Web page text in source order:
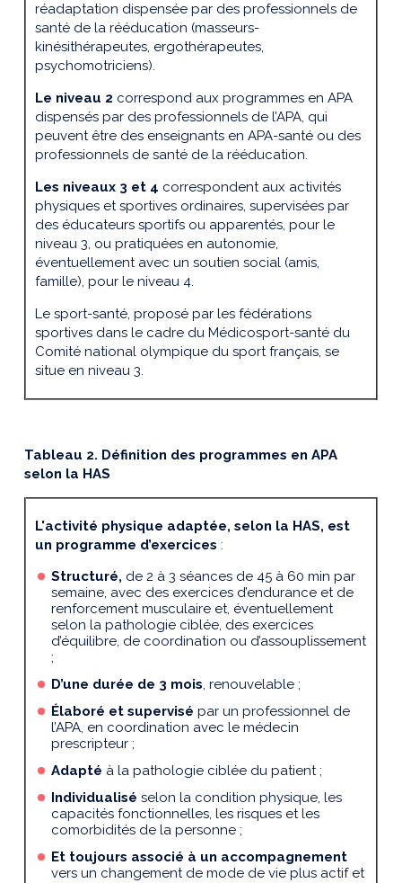
réadaptation dispensée par des professionnels de
santé de la rééducation (masseurs-
kinésithérapeutes, ergothérapeutes,
psychomotriciens).
Le niveau 2 correspond aux programmes en APA
dispensés par des professionnels de l’APA, qui
peuvent être des enseignants en APA-santé ou des
professionnels de santé de la rééducation.
Les niveaux 3 et 4 correspondent aux activités
physiques et sportives ordinaires, supervisées par
des éducateurs sportifs ou apparentés, pour le
niveau 3, ou pratiquées en autonomie,
éventuellement avec un soutien social (amis,
famille), pour le niveau 4.
Le sport-santé, proposé par les fédérations
sportives dans le cadre du Médicosport-santé du
Comité national olympique du sport français, se
situe en niveau 3.
Tableau 2. Définition des programmes en APA
selon la HAS
L'activité physique adaptée, selon la HAS, est
un programme d’exercices :
Structuré, de 2 à 3 séances de 45 à 60 min par
semaine, avec des exercices d’endurance et de
renforcement musculaire et, éventuellement
selon la pathologie ciblée, des exercices
d’équilibre, de coordination ou d’assouplissement
;
D’une durée de 3 mois, renouvelable ;
Élaboré et supervisé par un professionnel de
l’APA, en coordination avec le médecin
prescripteur ;
Adapté à la pathologie ciblée du patient ;
Individualisé selon la condition physique, les
capacités fonctionnelles, les risques et les
comorbidités de la personne ;
Et toujours associé à un accompagnement
vers un changement de mode de vie plus actif et